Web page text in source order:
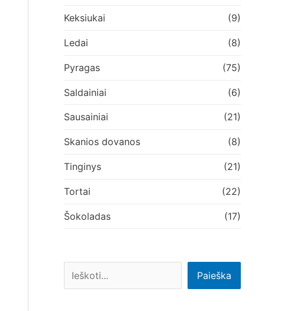
Keksiukai (9)
Ledai (8)
Pyragas (75)
Saldainiai (6)
Sausainiai (21)
Skanios dovanos (8)
Tinginys (21)
Tortai (22)
Šokoladas (17)
Paieška